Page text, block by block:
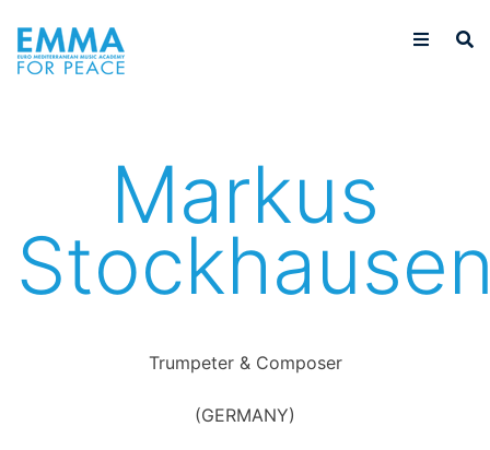
Markus
Trumpeter & Composer
(GERMANY)